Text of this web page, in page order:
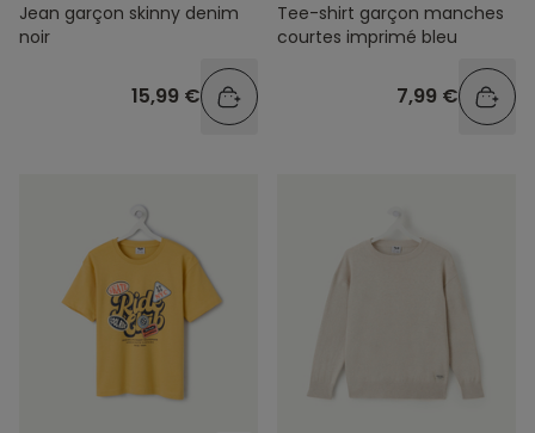
Jean garçon skinny denim
noir
15,99 €
Tee-shirt garçon manches
courtes imprimé bleu
7,99 €